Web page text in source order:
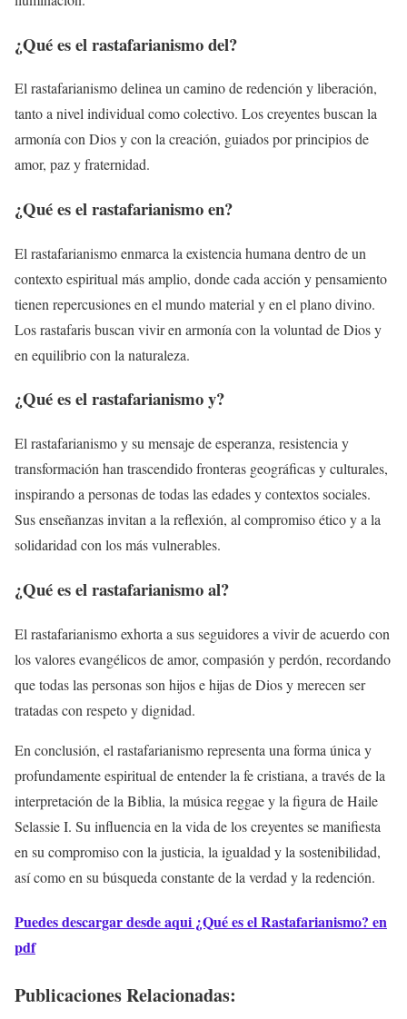
¿Qué es el rastafarianismo del?
El rastafarianismo delinea un camino de redención y liberación,
tanto a nivel individual como colectivo. Los creyentes buscan la
armonía con Dios y con la creación, guiados por principios de
amor, paz y fraternidad.
¿Qué es el rastafarianismo en?
El rastafarianismo enmarca la existencia humana dentro de un
contexto espiritual más amplio, donde cada acción y pensamiento
tienen repercusiones en el mundo material y en el plano divino.
Los rastafaris buscan vivir en armonía con la voluntad de Dios y
en equilibrio con la naturaleza.
¿Qué es el rastafarianismo y?
El rastafarianismo y su mensaje de esperanza, resistencia y
transformación han trascendido fronteras geográficas y culturales,
inspirando a personas de todas las edades y contextos sociales.
Sus enseñanzas invitan a la reflexión, al compromiso ético y a la
solidaridad con los más vulnerables.
¿Qué es el rastafarianismo al?
El rastafarianismo exhorta a sus seguidores a vivir de acuerdo con
los valores evangélicos de amor, compasión y perdón, recordando
que todas las personas son hijos e hijas de Dios y merecen ser
tratadas con respeto y dignidad.
En conclusión, el rastafarianismo representa una forma única y
profundamente espiritual de entender la fe cristiana, a través de la
interpretación de la Biblia, la música reggae y la figura de Haile
Selassie I. Su influencia en la vida de los creyentes se manifiesta
en su compromiso con la justicia, la igualdad y la sostenibilidad,
así como en su búsqueda constante de la verdad y la redención.
Puedes descargar desde aqui ¿Qué es el Rastafarianismo? en
pdf
Publicaciones Relacionadas: